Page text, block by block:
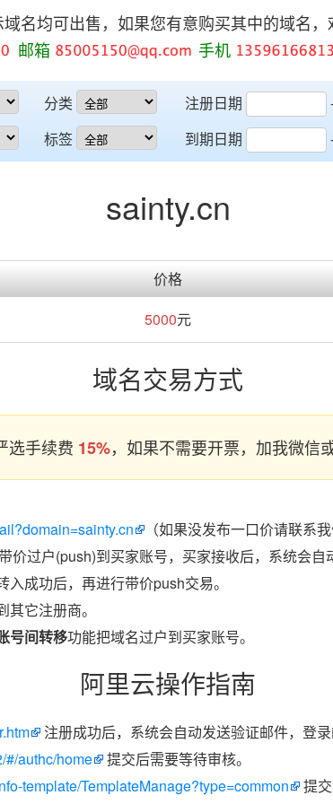
名均可出售，如果您有意购买其中的域名
邮箱 手机
分类
标签
注册日期
到期日期
sainty.cn
价格
5000元
域名交易方式
选手续费 15%，如果不需要开票，加我微信
（如果没发布一口价请联系
过户(push)到买家账号，买家接收后，系统会自
成功后，再进行带价push交易。
它注册商。
号间转移功能把域名过户到买家账号。
阿里云操作指南
注册成功后，系统会自动发送验证邮件，登录
#/authc/home
提交后需要等待审核。
template/TemplateManage?type=common
提